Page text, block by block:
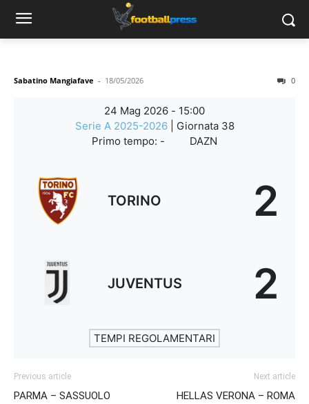
Sabatino Mangiafave - 18/05/2026 0
24 Mag 2026 - 15:00
Serie A 2025-2026
| Giornata 38
Primo tempo: -
DAZN
TORINO 2
JUVENTUS 2
TEMPI REGOLAMENTARI
Previous article
PARMA – SASSUOLO
Next article
HELLAS VERONA – ROMA